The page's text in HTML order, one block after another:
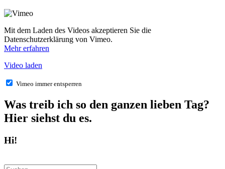
Mit dem Laden des Videos akzeptieren Sie die
Datenschutzerklärung von Vimeo.
Mehr erfahren
Video laden
Vimeo immer entsperren
Was treib ich so den ganzen lieben Tag?
Hier siehst du es.
Hi!